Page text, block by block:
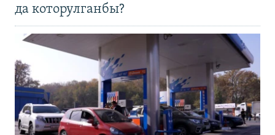
да которулганбы?